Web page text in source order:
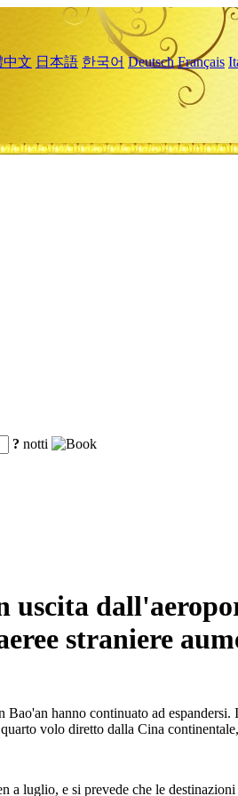
中文 日本語 한국어 Deutsch Français
? notti
straniere
hanno continuato ad
volo diretto dalla Cina
luglio, e si prevede che le